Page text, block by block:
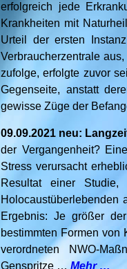
erfolgreich jede
Krankheiten mit
Urteil der ersten
Verbraucherzentrale
zufolge, erfolgte zuvor
Gegenseite, anstatt
gewisse Züge der
09.09.2021 neu:
der Vergangenheit?
Stress verursacht
Resultat einer
Ergebnis: Je größer
bestimmten Formen von
verordneten NWO-
Genspritze … Mehr …